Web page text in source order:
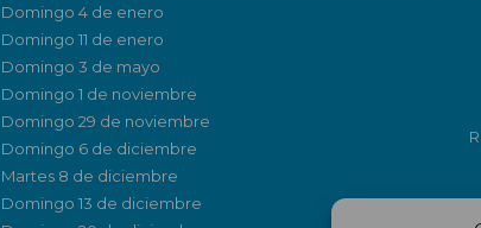
Domingo 4 de enero
Domingo 11 de enero
Domingo 3 de mayo
Domingo 1 de noviembre
Domingo 29 de noviembre
Domingo 6 de diciembre
Martes 8 de diciembre
Domingo 13 de diciembre